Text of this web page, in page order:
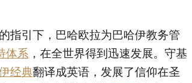
指引下，巴哈欧拉为巴哈伊教务管
体系，在全世界得到迅速发展。守基
经典翻译成英语，发展了信仰在圣